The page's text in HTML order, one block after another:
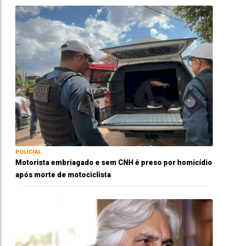
POLICIAL
Motorista embriagado e sem CNH é preso por homicídio
após morte de motociclista